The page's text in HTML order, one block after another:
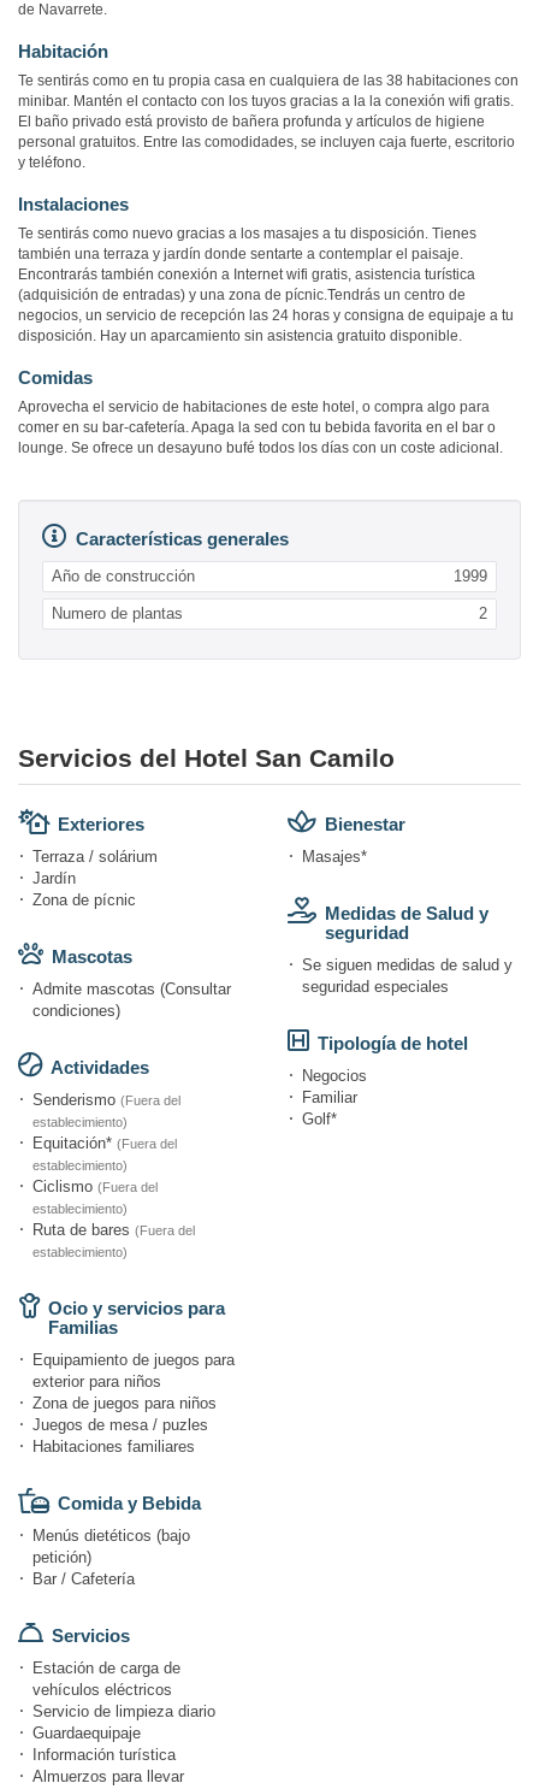
de Navarrete.
Habitación
Te sentirás como en tu propia casa en cualquiera de las 38 habitaciones con
minibar. Mantén el contacto con los tuyos gracias a la la conexión wifi gratis.
El baño privado está provisto de bañera profunda y artículos de higiene
personal gratuitos. Entre las comodidades, se incluyen caja fuerte, escritorio
y teléfono.
Instalaciones
Te sentirás como nuevo gracias a los masajes a tu disposición. Tienes
también una terraza y jardín donde sentarte a contemplar el paisaje.
Encontrarás también conexión a Internet wifi gratis, asistencia turística
(adquisición de entradas) y una zona de pícnic.Tendrás un centro de
negocios, un servicio de recepción las 24 horas y consigna de equipaje a tu
disposición. Hay un aparcamiento sin asistencia gratuito disponible.
Comidas
Aprovecha el servicio de habitaciones de este hotel, o compra algo para
comer en su bar-cafetería. Apaga la sed con tu bebida favorita en el bar o
lounge. Se ofrece un desayuno bufé todos los días con un coste adicional.
Características generales
Año de construcción 1999
Numero de plantas 2
Servicios del Hotel San Camilo
Exteriores
Terraza / solárium
Jardín
Zona de pícnic
Mascotas
Admite mascotas (Consultar
condiciones)
Actividades
Senderismo (Fuera del
establecimiento)
Equitación* (Fuera del
establecimiento)
Ciclismo (Fuera del
establecimiento)
Ruta de bares (Fuera del
establecimiento)
Ocio y servicios para
Familias
Equipamiento de juegos para
exterior para niños
Zona de juegos para niños
Juegos de mesa / puzles
Habitaciones familiares
Comida y Bebida
Menús dietéticos (bajo
petición)
Bar / Cafetería
Servicios
Estación de carga de
vehículos eléctricos
Servicio de limpieza diario
Guardaequipaje
Información turística
Almuerzos para llevar
Bienestar
Masajes*
Medidas de Salud y
seguridad
Se siguen medidas de salud y
seguridad especiales
Tipología de hotel
Negocios
Familiar
Golf*